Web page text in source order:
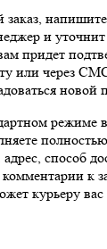
заказ,
и уточнит
придет
или через
новой
режиме
способ
к
курьеру